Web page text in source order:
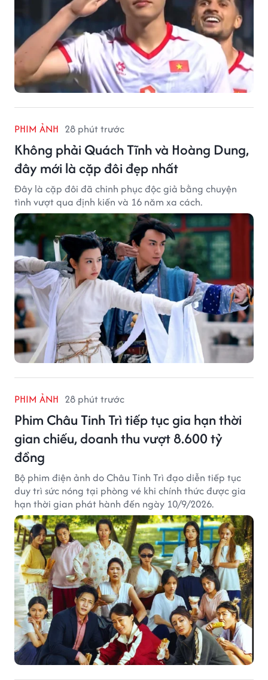
PHIM ẢNH 28 phút trước
Không phải Quách Tĩnh và Hoàng Dung,
đây mới là cặp đôi đẹp nhất
Đây là cặp đôi đã chinh phục độc giả bằng chuyện
tình vượt qua định kiến và 16 năm xa cách.
PHIM ẢNH 28 phút trước
Phim Châu Tinh Trì tiếp tục gia hạn thời
gian chiếu, doanh thu vượt 8.600 tỷ
đồng
Bộ phim điện ảnh do Châu Tinh Trì đạo diễn tiếp tục
duy trì sức nóng tại phòng vé khi chính thức được gia
hạn thời gian phát hành đến ngày 10/9/2026.